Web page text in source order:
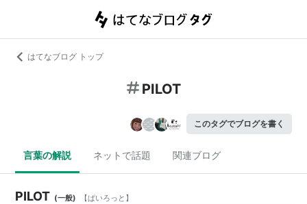
はてなブログ トップ
PILOT
このタグでブログを書く
言葉の解説 ネットで話題 関連ブログ
PILOT (一般) 【ぱいろっと 】